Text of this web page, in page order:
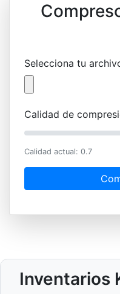
Selecciona tu
Calidad de
Calidad actual: 0.7
Inventarios